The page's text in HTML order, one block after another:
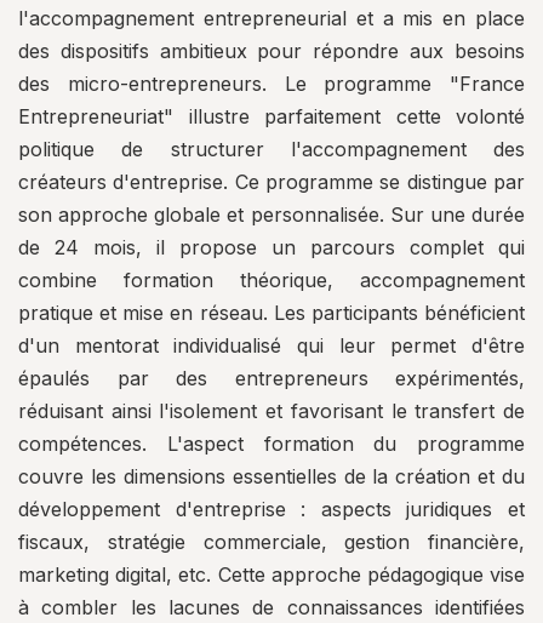
l'accompagnement entrepreneurial et a mis en place
des dispositifs ambitieux pour répondre aux besoins
des micro-entrepreneurs. Le programme "France
Entrepreneuriat" illustre parfaitement cette volonté
politique de structurer l'accompagnement des
créateurs d'entreprise. Ce programme se distingue par
son approche globale et personnalisée. Sur une durée
de 24 mois, il propose un parcours complet qui
combine formation théorique, accompagnement
pratique et mise en réseau. Les participants bénéficient
d'un mentorat individualisé qui leur permet d'être
épaulés par des entrepreneurs expérimentés,
réduisant ainsi l'isolement et favorisant le transfert de
compétences. L'aspect formation du programme
couvre les dimensions essentielles de la création et du
développement d'entreprise : aspects juridiques et
fiscaux, stratégie commerciale, gestion financière,
marketing digital, etc. Cette approche pédagogique vise
à combler les lacunes de connaissances identifiées